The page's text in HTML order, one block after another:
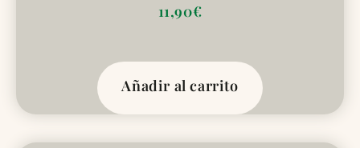
11,90€
Añadir al carrito